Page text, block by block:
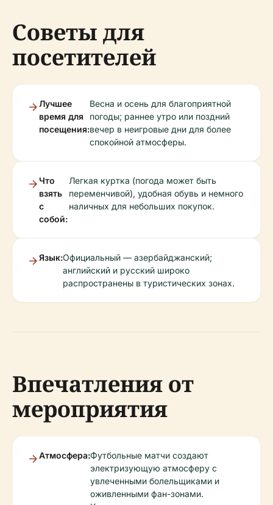
Советы для
посетителей
Лучшее
время для
посещения:
Весна и осень для благоприятной
погоды; раннее утро или поздний
вечер в неигровые дни для более
спокойной атмосферы.
Что
взять
с
собой:
Легкая куртка (погода может быть
переменчивой), удобная обувь и немного
наличных для небольших покупок.
Язык:Официальный — азербайджанский;
английский и русский широко
распространены в туристических зонах.
Впечатления от
мероприятия
Атмосфера:Футбольные матчи создают
электризующую атмосферу с
увлеченными болельщиками и
оживленными фан-зонами.